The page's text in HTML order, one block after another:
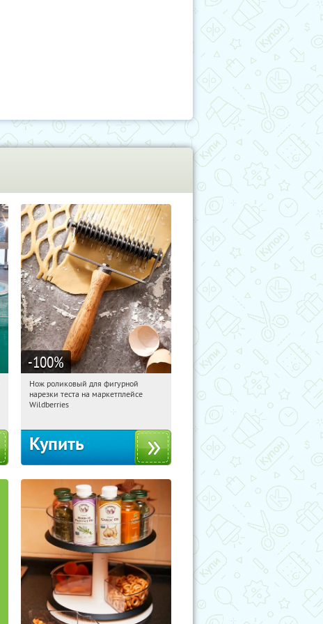
-100%
17:31:00 Получили:
Россия
Нож роликовый для фигурной
нарезки теста на маркетплейсе
Wildberries
Купить